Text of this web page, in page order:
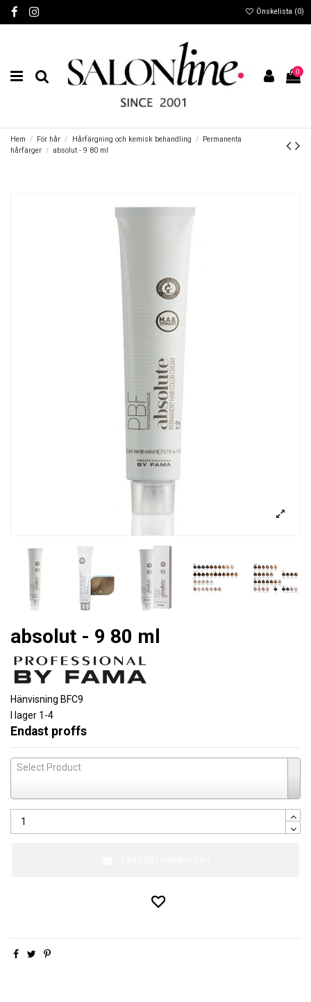
Önskelista (0)
0
Hem För hår Hårfärgning och kemisk behandling
Permanenta
hårfärger
absolut - 9 80 ml
absolut - 9 80 ml
Hänvisning BFC9
I lager 1-4
Endast proffs
Select Product